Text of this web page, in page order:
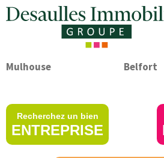
Mulhouse Belfort
Recherchez un bien
ENTREPRISE